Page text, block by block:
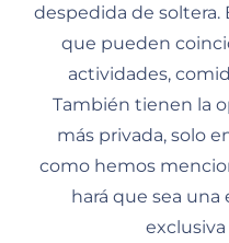
despedida de soltera.
que pueden
actividades,
También tienen la
más privada, solo
como hemos
hará que sea